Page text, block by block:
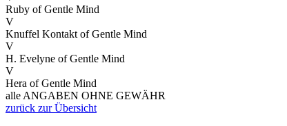
Ruby of Gentle Mind
V
Knuffel Kontakt of Gentle Mind
V
H. Evelyne of Gentle Mind
V
Hera of Gentle Mind
alle ANGABEN OHNE GEWÄHR
zurück zur Übersicht